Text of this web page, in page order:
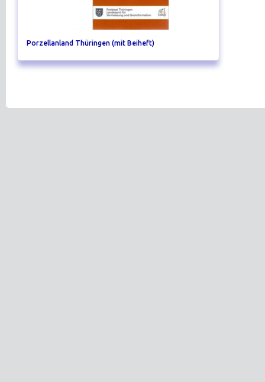
Porzellanland Thüringen (mit Beiheft)